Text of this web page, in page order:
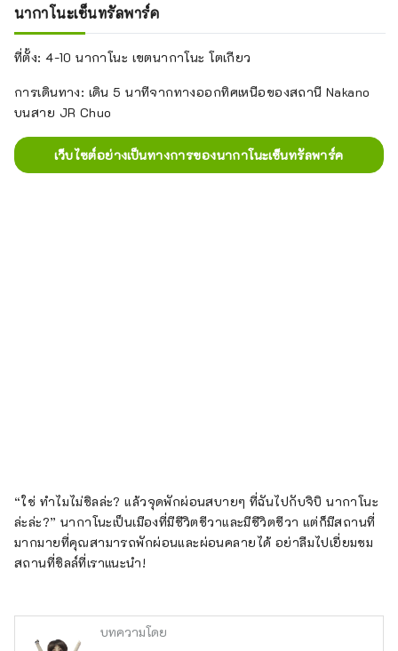
สำหรับผู้คนทุกวัย ในช่วงวันหยุดสุด
สัปดาห์ สวนสาธารณะจะคึกคักไปด้วย
ครอบครัวและผู้คนที่มาเล่นกีฬา เช่น จ็
นอกจากนี้ยังใช้เป็นสถานที่จัดงานขนาด
โฮคุและเทศกาลวิ่งนากาโนะอีกด้วย
นากาโนะเซ็นทรัลพาร์ค
ที่ตั้ง: 4-10 นากาโนะ เขตนากาโนะ โตเกียว
การเดินทาง: เดิน 5 นาทีจากทางออกทิศเหนือของสถานี Nakano
บนสาย JR Chuo
เว็บไซต์อย่างเป็นทางการของนากาโนะเซ็นทรัลพาร์ค
“ใช่ ทำไมไม่ชิลล่ะ? แล้วจุดพักผ่อนสบายๆ ที่ฉันไปกับจิบิ นากาโนะ
ล่ะล่ะ?” นากาโนะเป็นเมืองที่มีชีวิตชีวาและมีชีวิตชีวา แต่ก็มีสถานที่
มากมายที่คุณสามารถพักผ่อนและผ่อนคลายได้ อย่าลืมไปเยี่ยมชม
สถานที่ชิลล์ที่เราแนะนำ!
บทความโดย